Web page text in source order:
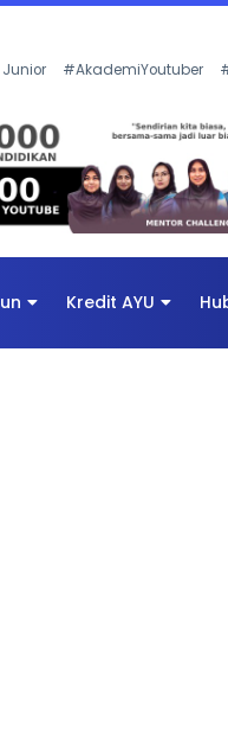
Junior #AkademiYoutuber
Kredit AYU